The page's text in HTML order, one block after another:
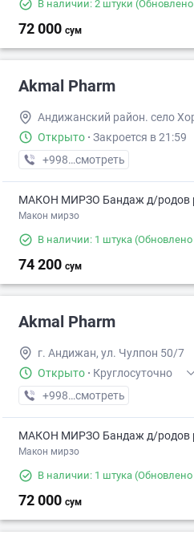
В наличии: 2 штуки
72 000 сум
Akmal Pharm
Андижанский район. село
Открыто · Закроется в 21:59
+998 (91) XXX-XX-XX
смотреть
МАКОН МИРЗО Бандаж д/родов
Макон мирзо
В наличии: 1 штука (Обновлено
74 200 сум
Akmal Pharm
г. Андижан, ул. Чулпон 50/7
Открыто · Круглосуточно
+998 (91) XXX-XX-XX
смотреть
МАКОН МИРЗО Бандаж д/родов
Макон мирзо
В наличии: 1 штука (Обновлено
72 000 сум